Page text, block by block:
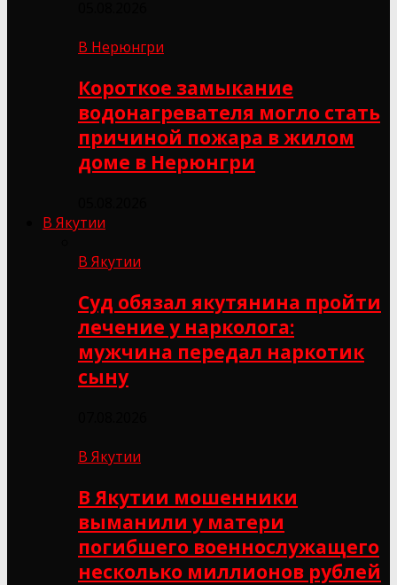
В Нерюнгри
Короткое замыкание
водонагревателя могло стать
причиной пожара в жилом
доме в Нерюнгри
В Якутии
В Якутии
Суд обязал якутянина пройти
лечение у нарколога:
мужчина передал наркотик
сыну
В Якутии
В Якутии мошенники
выманили у матери
погибшего военнослужащего
несколько миллионов рублей